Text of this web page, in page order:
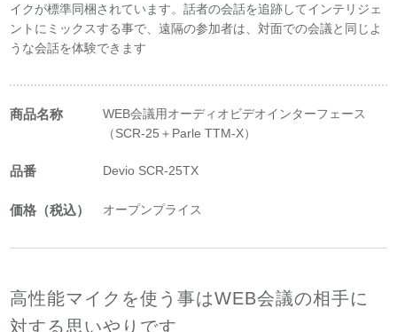
イクが標準同梱されています。話者の会話を追跡してインテリジェ
ントにミックスする事で、遠隔の参加者は、対面での会議と同じよ
うな会話を体験できます
商品名称
WEB会議用オーディオビデオインターフェース
（SCR-25＋Parle TTM-X）
品番 Devio SCR-25TX
価格（税込） オープンプライス
高性能マイクを使う事はWEB会議の相手に
対する思いやりです